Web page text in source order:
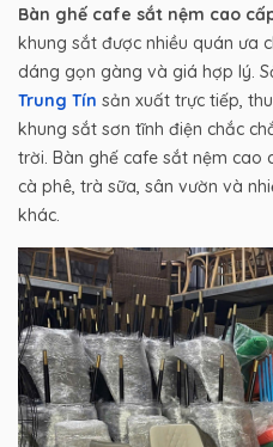
Bàn ghế cafe sắt nệm cao
khung sắt được nhiều quán ưa
dáng gọn gàng và giá hợp lý.
Trung Tín sản xuất trực tiếp,
khung sắt sơn tĩnh điện chắc
trời. Bàn ghế cafe sắt nệm cao
cà phê, trà sữa, sân vườn và
khác.